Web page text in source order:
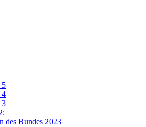
5
4
3
des Bundes 2023